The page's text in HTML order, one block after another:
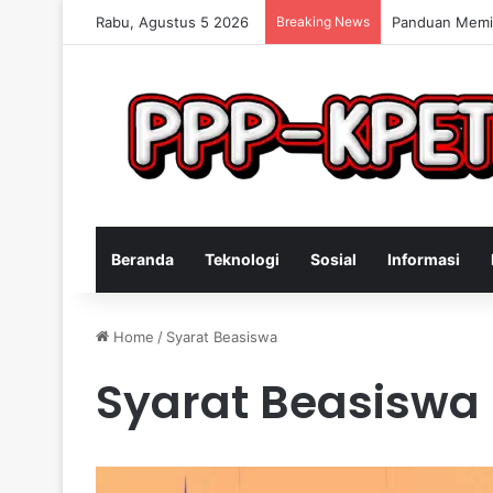
Rabu, Agustus 5 2026 Breaking News Keterampilan
Beranda Teknologi Sosial Informasi
Home / Syarat Beasiswa
Syarat Beasiswa